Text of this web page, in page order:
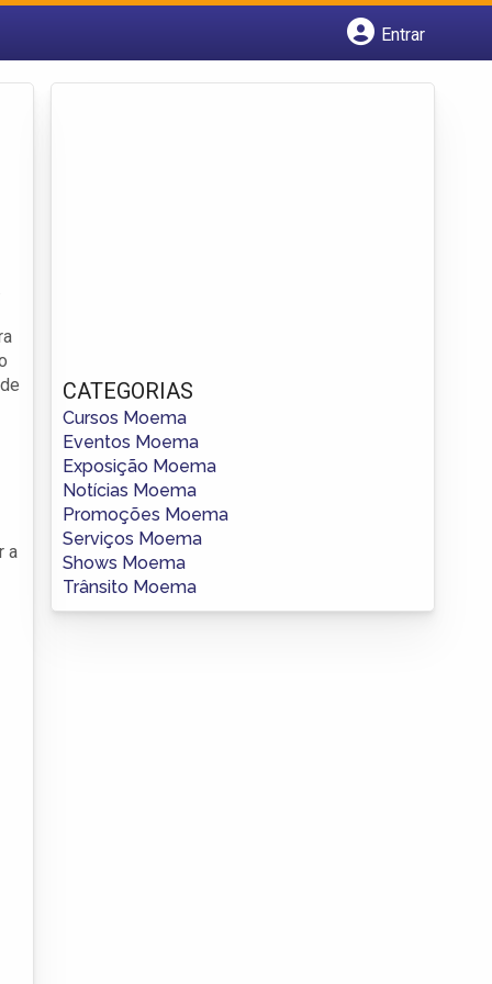
Entrar
a
CATEGORIAS
Cursos Moema
Eventos Moema
Exposição Moema
Notícias Moema
Promoções Moema
Serviços Moema
Shows Moema
Trânsito Moema